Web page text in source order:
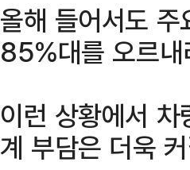
올해 들어서도
85%대를 오르내
이런 상황에서
계 부담은 더욱